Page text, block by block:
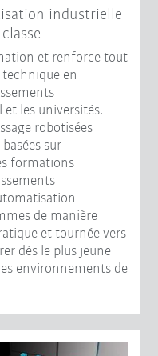
industrielle
et renforce tout
en
les universités.
robotisées
sur
formations
de manière
et tournée vers
dès le plus jeune
environnements de